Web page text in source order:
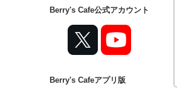
Berry's Cafe公式アカウント
Berry's Cafeアプリ版